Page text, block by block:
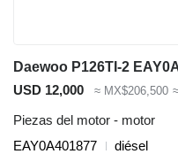
Daewoo P126TI-2
USD 12,000
≈ MX$206,500
Piezas del motor - motor
EAY0A401877
diésel